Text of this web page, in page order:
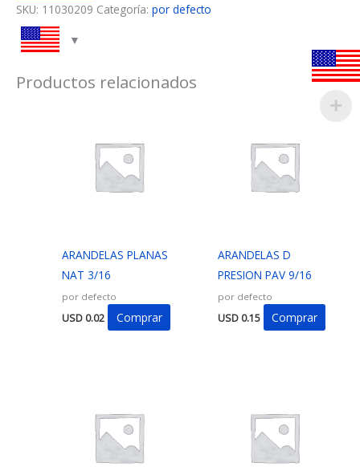
SKU: 11030209 Categoría: por defecto
Productos relacionados
ARANDELAS PLANAS
NAT 3/16
por defecto
USD 0.02 Comprar
ARANDELAS D
PRESION PAV 9/16
por defecto
USD0.15 Comprar